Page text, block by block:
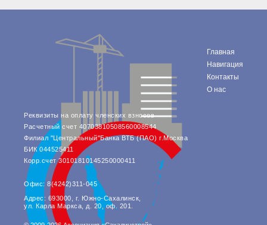
Реквизиты на оплату членских взносов
Расчетный счет 40703810508560008544
Филиал "Центральный"Банка ВТБ (ПАО) г.Москва
БИК 044525411
Корр.счет 30101810145250000411
Офис: 8(4242)311-045
Адрес: 693000, г. Южно-Сахалинск,
ул. Карла Маркса, д. 20, оф. 201.
Главная
Навигация
Контакты
О нас